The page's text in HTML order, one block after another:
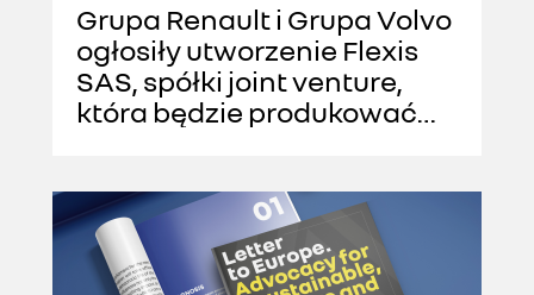
Grupa Renault i Grupa Volvo
ogłosiły utworzenie Flexis
SAS, spółki joint venture,
która będzie produkować
nowej generacji